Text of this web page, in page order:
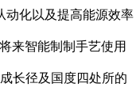
动化以及提高能源效率
来智能制制手艺使用
长径及国度四处所的